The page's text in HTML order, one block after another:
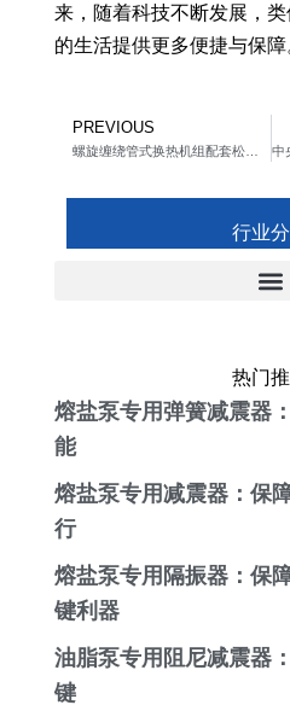
来，随着科技不断发展，
的生活提供更多便捷与保障
Prev
PREVIOUS
行业
热门
熔盐泵专用弹簧减震器
能
熔盐泵专用减震器：保
行
熔盐泵专用隔振器：保
键利器
油脂泵专用阻尼减震器
键